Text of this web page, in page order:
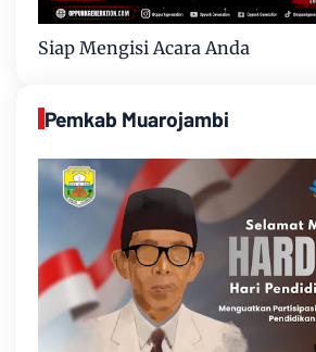
Siap Mengisi Acara Anda
Pemkab Muarojambi